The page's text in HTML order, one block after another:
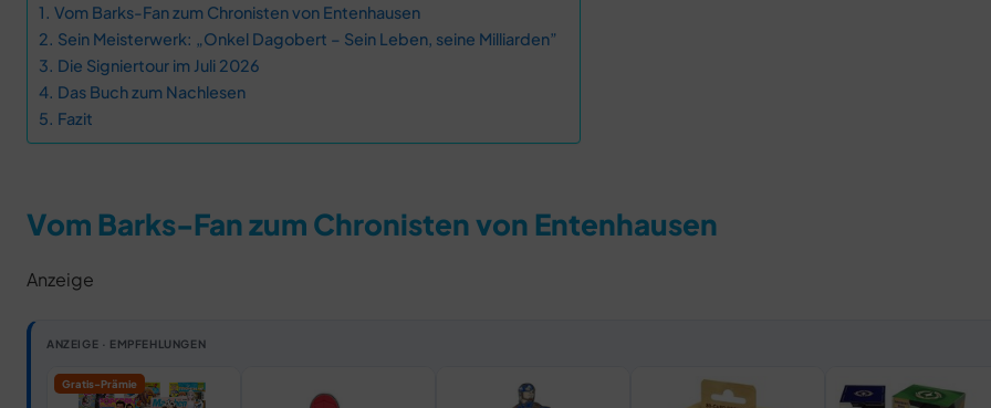
Vom Barks-Fan zum Chronisten von Entenhausen
Sein Meisterwerk: „Onkel Dagobert – Sein Leben, seine Milliarden”
Die Signiertour im Juli 2026
Das Buch zum Nachlesen
Fazit
Vom Barks-Fan zum Chronisten von Entenhausen
Anzeige
ANZEIGE · EMPFEHLUNGEN
Gratis-Prämie